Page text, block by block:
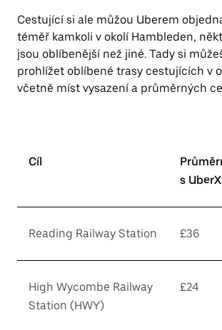
Cestující si ale můžou Uberem
téměř kamkoli v okolí Hambleden,
jsou oblíbenější než jiné. Tady si
prohlížet oblíbené trasy cestujících v
včetně míst vysazení a průměrných
Cíl
s
Reading Railway Station £36
High Wycombe Railway
Station (HWY)
£24